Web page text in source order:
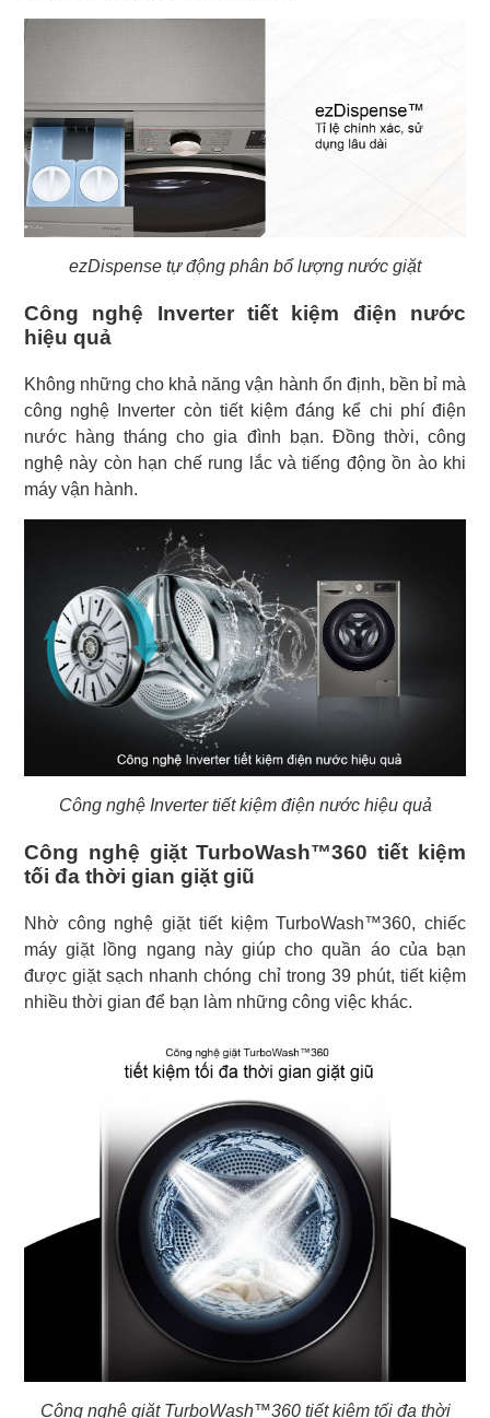
ezDispense tự động phân bổ lượng nước giặt
Công nghệ Inverter tiết kiệm điện nước
hiệu quả
Không những cho khả năng vận hành ổn định, bền bỉ mà
công nghệ Inverter còn tiết kiệm đáng kể chi phí điện
nước hàng tháng cho gia đình bạn. Đồng thời, công
nghệ này còn hạn chế rung lắc và tiếng động ồn ào khi
máy vận hành.
Công nghệ Inverter tiết kiệm điện nước hiệu quả
Công nghệ giặt TurboWash™360 tiết kiệm
tối đa thời gian giặt giũ
Nhờ công nghệ giặt tiết kiệm TurboWash™360, chiếc
máy giặt lồng ngang này giúp cho quần áo của bạn
được giặt sạch nhanh chóng chỉ trong 39 phút, tiết kiệm
nhiều thời gian để bạn làm những công việc khác.
Công nghệ giặt TurboWash™360 tiết kiệm tối đa thời